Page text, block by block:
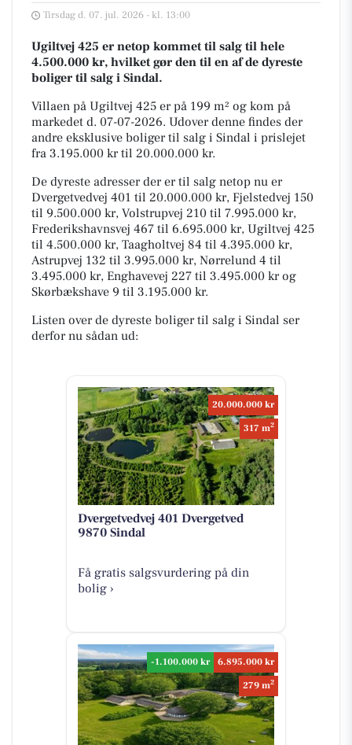
Tirsdag d. 07. jul. 2026 - kl. 13:00
Ugiltvej 425 er netop kommet til salg til hele
4.500.000 kr, hvilket gør den til en af de dyreste
boliger til salg i Sindal.
Villaen på Ugiltvej 425 er på 199 m² og kom på
markedet d. 07-07-2026. Udover denne findes der
andre eksklusive boliger til salg i Sindal i prislejet
fra 3.195.000 kr til 20.000.000 kr.
De dyreste adresser der er til salg netop nu er
Dvergetvedvej 401 til 20.000.000 kr, Fjelstedvej 150
til 9.500.000 kr, Volstrupvej 210 til 7.995.000 kr,
Frederikshavnsvej 467 til 6.695.000 kr, Ugiltvej 425
til 4.500.000 kr, Taagholtvej 84 til 4.395.000 kr,
Astrupvej 132 til 3.995.000 kr, Nørrelund 4 til
3.495.000 kr, Enghavevej 227 til 3.495.000 kr og
Skørbækshave 9 til 3.195.000 kr.
Listen over de dyreste boliger til salg i Sindal ser
derfor nu sådan ud:
20.000.000 kr
317 m2
Dvergetvedvej 401 Dvergetved
9870 Sindal
Få gratis salgsvurdering på din
bolig ›
-1.100.000 kr
6.895.000 kr
279 m2